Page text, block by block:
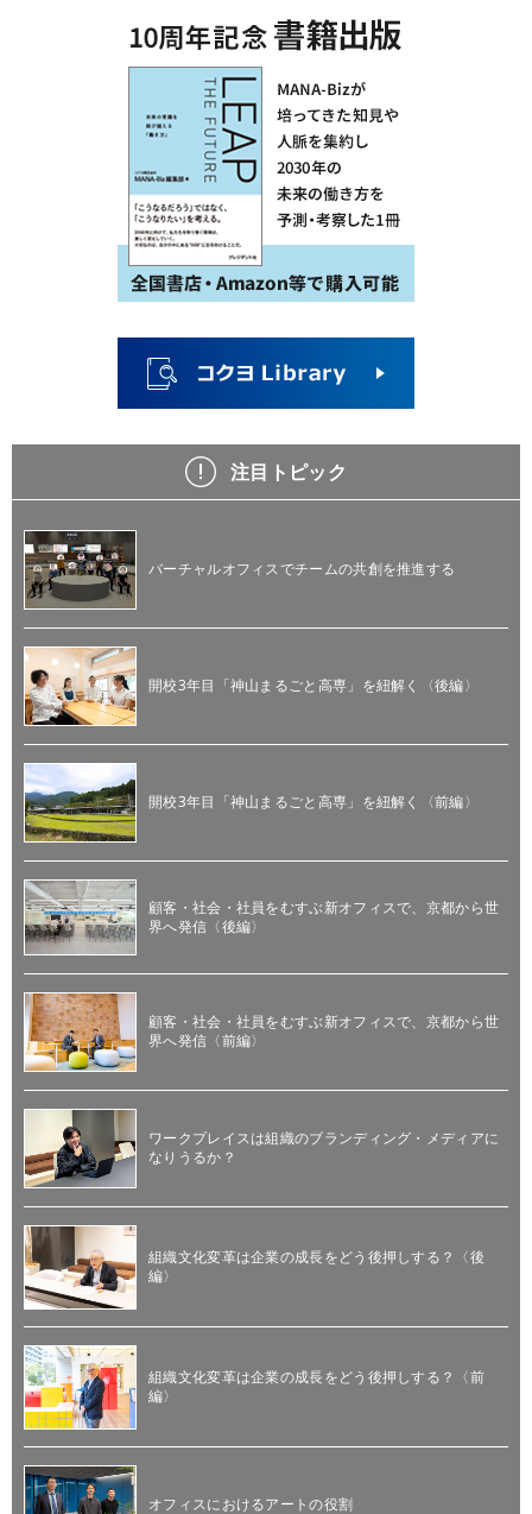
注目トピック
バーチャルオフィスでチームの共創を推進する
開校3年目「神山まるごと高専」を紐解く〈後編〉
開校3年目「神山まるごと高専」を紐解く〈前編〉
顧客・社会・社員をむすぶ新オフィスで、京都から世
界へ発信〈後編〉
顧客・社会・社員をむすぶ新オフィスで、京都から世
界へ発信〈前編〉
ワークプレイスは組織のブランディング・メディアに
なりうるか？
組織文化変革は企業の成長をどう後押しする？〈後
編〉
組織文化変革は企業の成長をどう後押しする？〈前
編〉
オフィスにおけるアートの役割